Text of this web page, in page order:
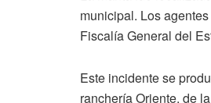
municipal. Los
Fiscalía General del
Este incidente se
ranchería Oriente, de